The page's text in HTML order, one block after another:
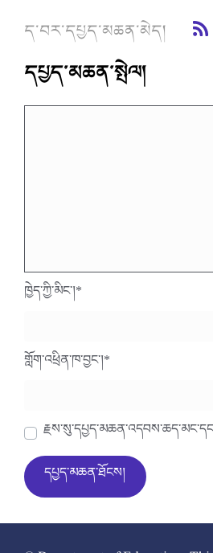
ད་བར་དཔྱད་མཆན་མེད།
དཔྱད་མཆན་སྤེལ།
ཁྱེད་ཀྱི་མིང་།*
གློག་འཕྲིན་ཁ་བྱང་།*